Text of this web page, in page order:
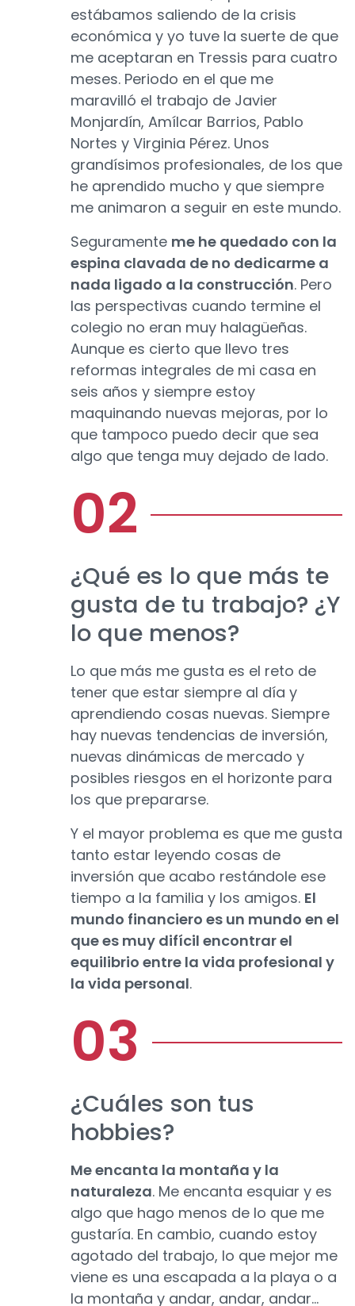
estábamos saliendo de la crisis
económica y yo tuve la suerte de que
me aceptaran en Tressis para cuatro
meses. Periodo en el que me
maravilló el trabajo de Javier
Monjardín, Amílcar Barrios, Pablo
Nortes y Virginia Pérez. Unos
grandísimos profesionales, de los que
he aprendido mucho y que siempre
me animaron a seguir en este mundo.
Seguramente me he quedado con la
espina clavada de no dedicarme a
nada ligado a la construcción. Pero
las perspectivas cuando termine el
colegio no eran muy halagüeñas.
Aunque es cierto que llevo tres
reformas integrales de mi casa en
seis años y siempre estoy
maquinando nuevas mejoras, por lo
que tampoco puedo decir que sea
algo que tenga muy dejado de lado.
¿Qué es lo que más te
gusta de tu trabajo? ¿Y
lo que menos?
Lo que más me gusta es el reto de
tener que estar siempre al día y
aprendiendo cosas nuevas. Siempre
hay nuevas tendencias de inversión,
nuevas dinámicas de mercado y
posibles riesgos en el horizonte para
los que prepararse.
Y el mayor problema es que me gusta
tanto estar leyendo cosas de
inversión que acabo restándole ese
tiempo a la familia y los amigos. El
mundo financiero es un mundo en el
que es muy difícil encontrar el
equilibrio entre la vida profesional y
la vida personal.
¿Cuáles son tus
hobbies?
Me encanta la montaña y la
naturaleza. Me encanta esquiar y es
algo que hago menos de lo que me
gustaría. En cambio, cuando estoy
agotado del trabajo, lo que mejor me
viene es una escapada a la playa o a
la montaña y andar, andar, andar…